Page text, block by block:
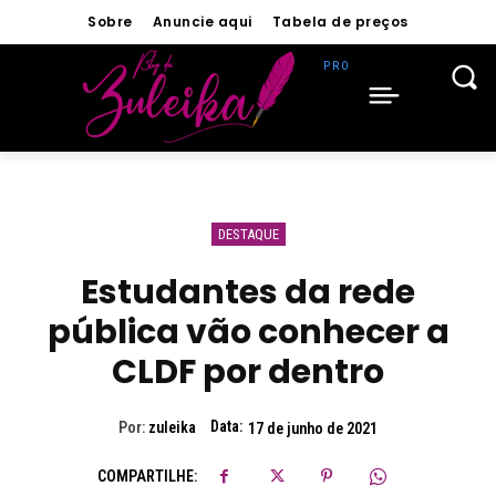
Sobre Anuncie aqui Tabela de preços
DESTAQUE
Estudantes da rede
pública vão conhecer a
CLDF por dentro
Por: zuleika Data: 17 de junho de 2021
COMPARTILHE: